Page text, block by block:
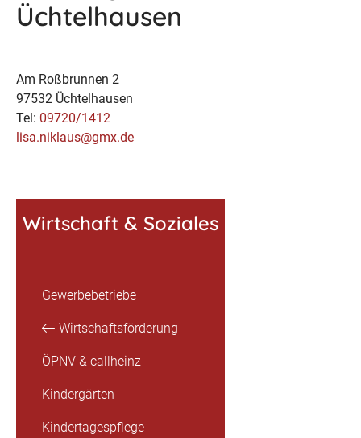
Üchtelhausen
Am Roßbrunnen 2
97532 Üchtelhausen
Tel: 09720/1412
lisa.niklaus@gmx.de
Wirtschaft & Soziales
Gewerbebetriebe
Wirtschaftsförderung
ÖPNV & callheinz
Kindergärten
Kindertagespflege